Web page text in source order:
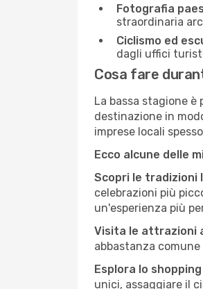
Fotografia
straordinaria
Ciclismo ed
dagli uffici
Cosa fare
La bassa stagione
destinazione in
imprese locali
Ecco alcune delle
Scopri le tradizioni
celebrazioni più
un'esperienza più
Visita le attrazioni
abbastanza
Esplora lo
unici, assaggiare il